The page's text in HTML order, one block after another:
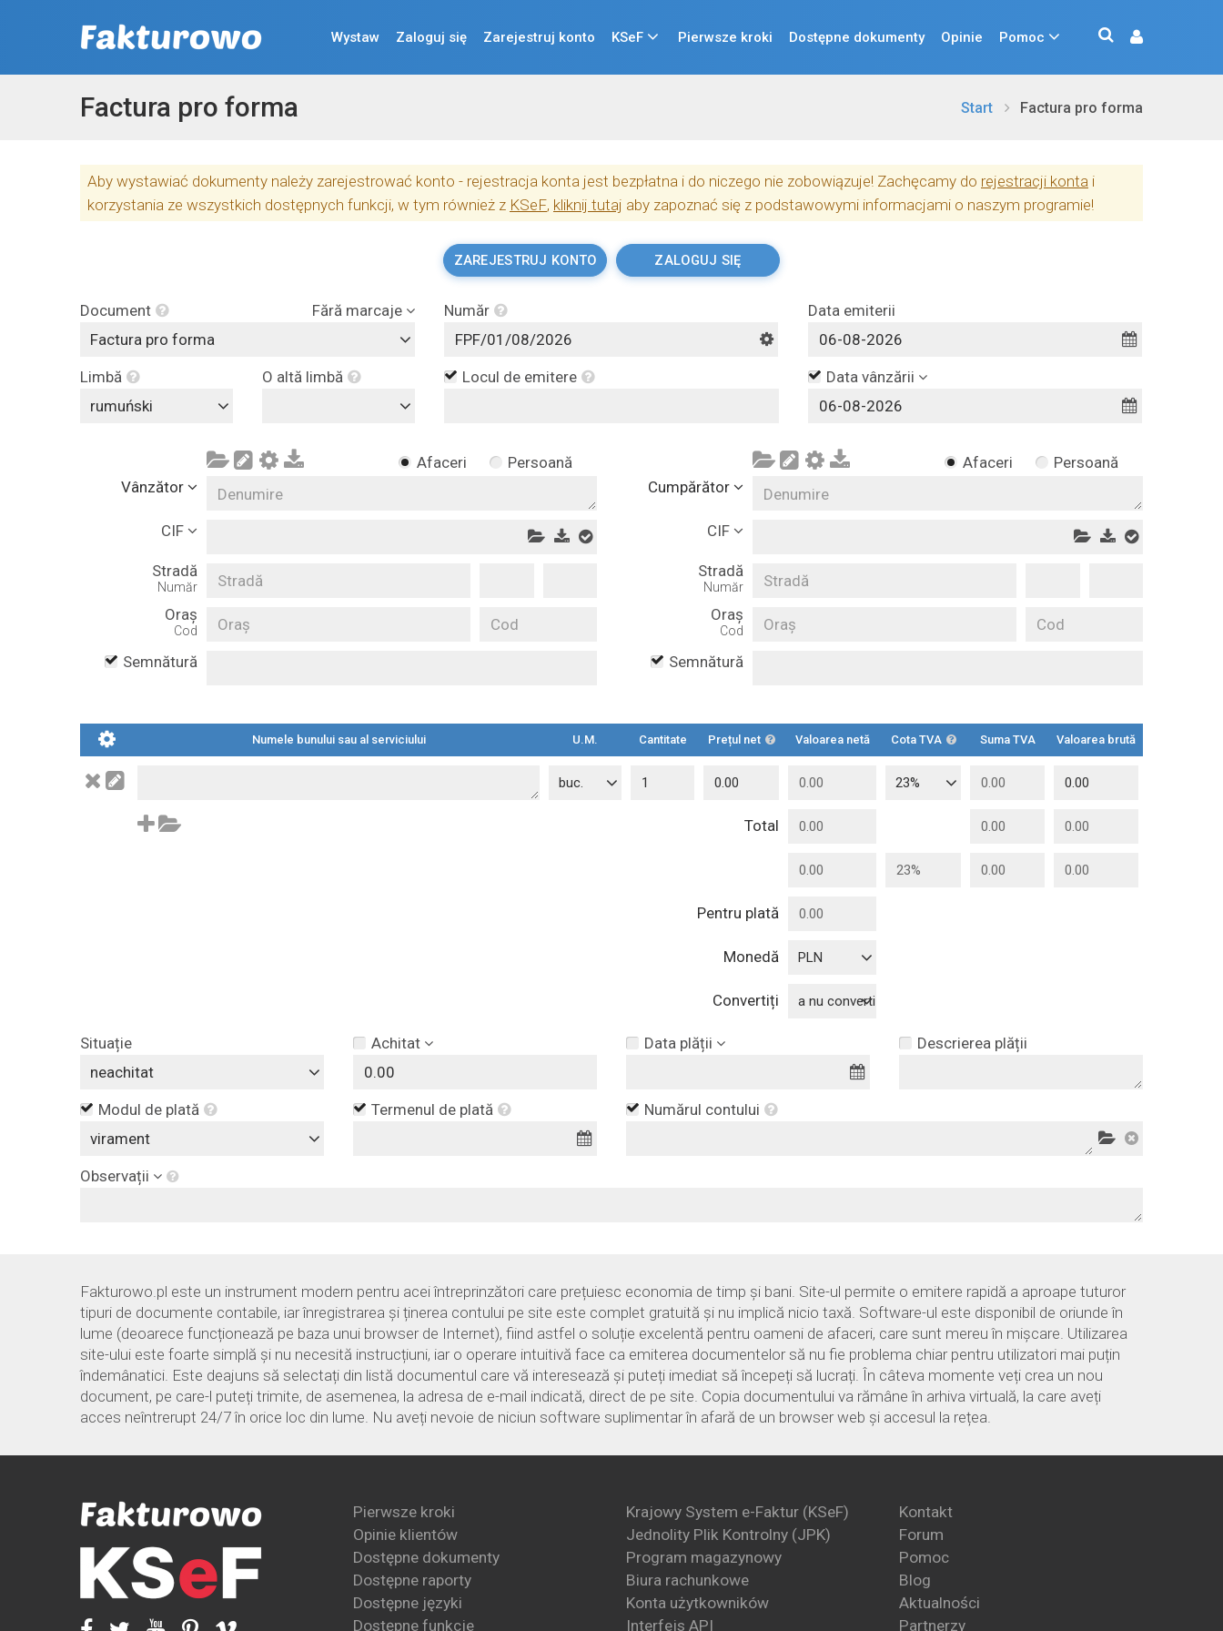
Wystaw Zaloguj się Zarejestruj konto KSeF Pierwsze kroki Dostępne dokumenty Opinie Pomoc
Factura pro forma Start Factura pro forma
Aby wystawiać dokumenty należy zarejestrować konto - rejestracja konta jest bezpłatna i do niczego nie zobowiązuje! Zachęcamy do rejestracji konta i
korzystania ze wszystkich dostępnych funkcji, w tym również z KSeF, kliknij tutaj aby zapoznać się z podstawowymi informacjami o naszym programie!
ZAREJESTRUJ KONTO ZALOGUJ SIĘ
Document
Fără marcaje
Factura pro forma
Număr Data emiterii
Limbă
rumuński
O altă limbă Locul de emitere Data vânzării
Afaceri
Persoană
Vânzător
CIF
Stradă
Număr
Oraș
Cod
Semnătură
Afaceri
Persoană
Cumpărător
CIF
Stradă
Număr
Oraș
Cod
Semnătură
Numele bunului sau al serviciului U.M. Cantitate Prețul net Valoarea netă Cota TVA Suma TVA Valoarea brută
buc. 23%
Total
Pentru plată
Monedă PLN
Convertiți a nu converti
Situație
neachitat
Achitat Data plății Descrierea plății
Modul de plată
virament
Termenul de plată Numărul contului
Observații
Fakturowo.pl este un instrument modern pentru acei întreprinzători care prețuiesc economia de timp și bani. Site-ul permite o emitere rapidă a aproape tuturor
tipuri de documente contabile, iar înregistrarea și ținerea contului pe site este complet gratuită și nu implică nicio taxă. Software-ul este disponibil de oriunde în
lume (deoarece funcționează pe baza unui browser de Internet), fiind astfel o soluție excelentă pentru oameni de afaceri, care sunt mereu în mișcare. Utilizarea
site-ului este foarte simplă și nu necesită instrucțiuni, iar o operare intuitivă face ca emiterea documentelor să nu fie problema chiar pentru utilizatori mai puțin
îndemânatici. Este deajuns să selectați din listă documentul care vă interesează și puteți imediat să începeți să lucrați. În câteva momente veți crea un nou
document, pe care-l puteți trimite, de asemenea, la adresa de e-mail indicată, direct de pe site. Copia documentului va rămâne în arhiva virtuală, la care aveți
acces neîntrerupt 24/7 în orice loc din lume. Nu aveți nevoie de niciun software suplimentar în afară de un browser web și accesul la rețea.
Pierwsze kroki
Opinie klientów
Dostępne dokumenty
Dostępne raporty
Dostępne języki
Dostępne funkcje
Krajowy System e-Faktur (KSeF)
Jednolity Plik Kontrolny (JPK)
Program magazynowy
Biura rachunkowe
Konta użytkowników
Interfejs API
Kontakt
Forum
Pomoc
Blog
Aktualności
Partnerzy